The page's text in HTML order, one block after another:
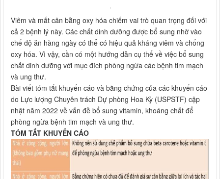
.
Viêm và mất cân bằng oxy hóa chiếm vai trò quan trọng đối với
cả 2 bệnh lý này. Các chất dinh dưỡng được bổ sung nhờ vào
chế độ ăn hàng ngày có thể có hiệu quả kháng viêm và chống
oxy hóa. Vì vậy, cần có một hướng dẫn cụ thể về việc bổ sung
chất dinh dưỡng với mục đích phòng ngừa các bệnh tim mạch
và ung thư.
Bài viết tóm tắt khuyến cáo và bằng chứng của các khuyến cáo
do Lực lượng Chuyên trách Dự phòng Hoa Kỳ (USPSTF) cập
nhật năm 2022 về vấn đề bổ sung vitamin, khoáng chất để
phòng ngừa bệnh tim mạch và ung thư.
TÓM TẮT KHUYẾN CÁO